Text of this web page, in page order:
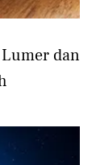
Lumer dan